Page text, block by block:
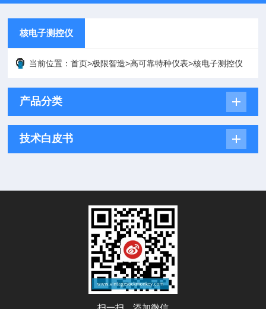
核电子测控仪
当前位置：首页>极限智造>高可靠特种仪表>核电子测控仪
产品分类
技术白皮书